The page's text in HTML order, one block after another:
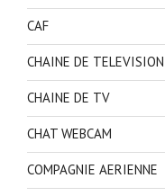
CAF
CHAINE DE TELEVISION
CHAINE DE TV
CHAT WEBCAM
COMPAGNIE AERIENNE